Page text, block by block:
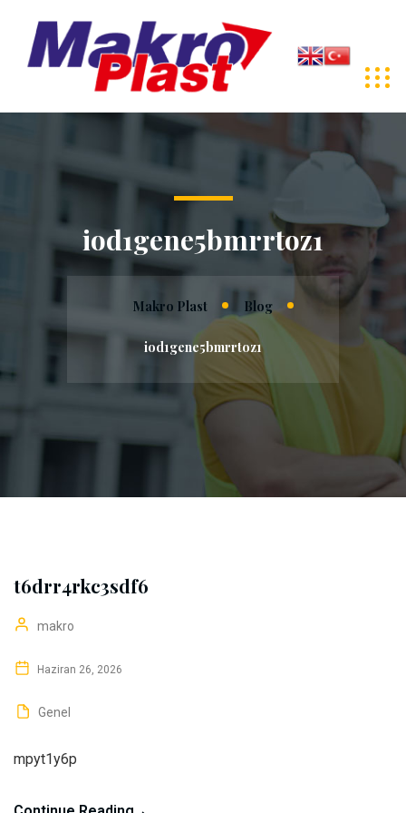
iod1gene5bmrrtoz1
Makro Plast Blog
iod1gene5bmrrtoz1
t6drr4rkc3sdf6
makro
Haziran 26, 2026
Genel
mpyt1y6p